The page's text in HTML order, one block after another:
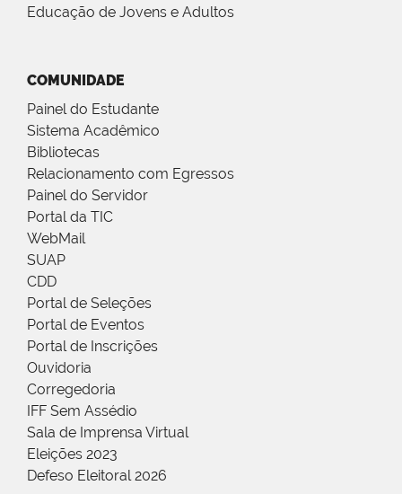
Educação de Jovens e Adultos
COMUNIDADE
Painel do Estudante
Sistema Acadêmico
Bibliotecas
Relacionamento com Egressos
Painel do Servidor
Portal da TIC
WebMail
SUAP
CDD
Portal de Seleções
Portal de Eventos
Portal de Inscrições
Ouvidoria
Corregedoria
IFF Sem Assédio
Sala de Imprensa Virtual
Eleições 2023
Defeso Eleitoral 2026